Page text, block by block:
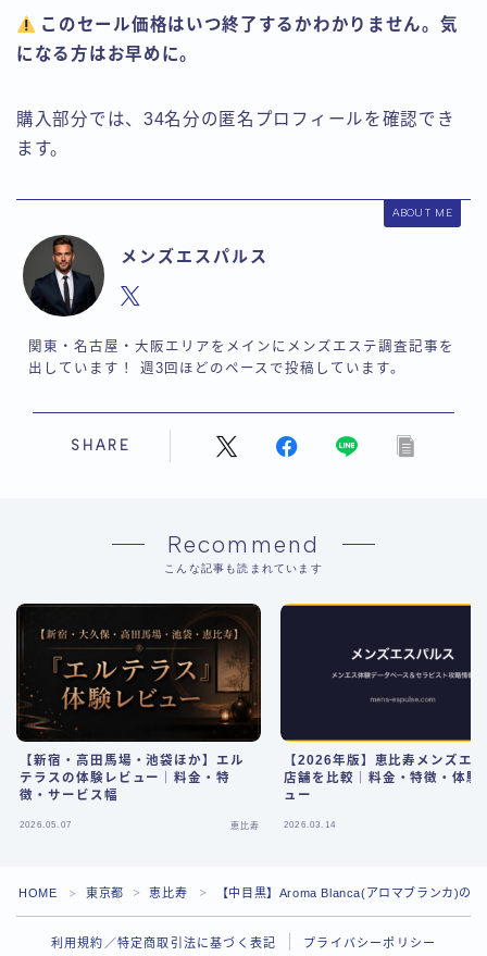
このセール価格はいつ終了するかわかりません。気
になる方はお早めに。
購入部分では、34名分の匿名プロフィールを確認でき
ます。
ABOUT ME
メンズエスパルス
関東・名古屋・大阪エリアをメインにメンズエステ調査記事を
出しています！ 週3回ほどのペースで投稿しています。
SHARE
Recommend
こんな記事も読まれています
【新宿・高田馬場・池袋ほか】エル
テラスの体験レビュー｜料金・特
徴・サービス幅
2026.05.07 恵比寿
【2026年版】恵比寿メンズエ
店舗を比較｜料金・特徴・体験
ュー
2026.03.14
HOME ＞ 東京都 ＞ 恵比寿 ＞ 【中目黒】Aroma Blanca(アロマブランカ)の
利用規約／特定商取引法に基づく表記 プライバシーポリシー